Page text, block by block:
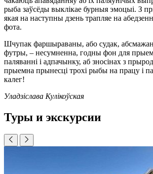
рыба заўсёды выклікае бурныя эмоцыі. З
якая на наступны дзень трапляе на
фота.
Шчупак фаршыраваны, або судак,
футры, – несумненна, годны фон для
паляванні і адпачынку, аб зносінах з
прыемна прынесці трохі рыбы на працу і
калег!
Уладзіслава Кулікоўская
Туры и экскурсии